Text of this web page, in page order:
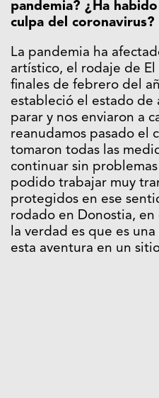
pandemia? ¿Ha
culpa del
La pandemia ha
artístico, el rodaje de
finales de febrero del
estableció el estado de
parar y nos enviaron a
reanudamos pasado el
tomaron todas las
continuar sin
podido trabajar muy
protegidos en ese
rodado en Donostia,
la verdad es que es
esta aventura en un